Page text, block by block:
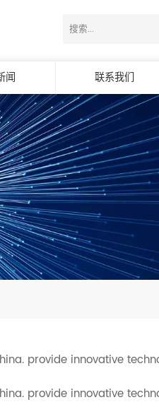
闻 联系我们
provide innovative
provide innovative